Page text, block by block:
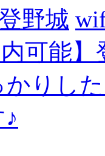
野城
内可能
かりし